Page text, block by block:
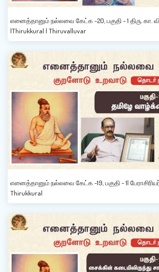
எனைத்தானும் நல்லவை கேட்க -20, பகுதி - 1 திரு. கா.
|Thirukkural | Thiruvalluvar
எனைத்தானும் நல்லவை கேட்க -19, பகுதி - 1| பேராசிரியர்
Thirukkural